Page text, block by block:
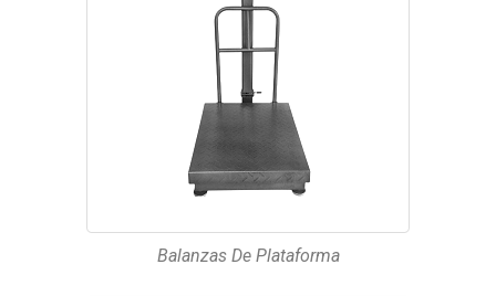
Balanzas De Plataforma